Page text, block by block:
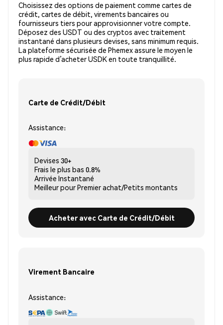
Choisissez des options de paiement comme cartes de
crédit, cartes de débit, virements bancaires ou
fournisseurs tiers pour approvisionner votre compte.
Déposez des USDT ou des cryptos avec traitement
instantané dans plusieurs devises, sans minimum requis.
La plateforme sécurisée de Phemex assure le moyen le
plus rapide d’acheter USDK en toute tranquillité.
Carte de Crédit/Débit
Assistance:
Devises 30+
Frais le plus bas 0.8%
Arrivée Instantané
Meilleur pourPremier achat/Petits montants
Acheter avec Carte de Crédit/Débit
Virement Bancaire
Assistance: